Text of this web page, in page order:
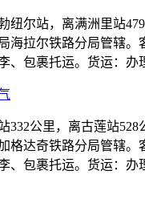
纽尔站，离满洲里站
海拉尔铁路分局管辖。
、包裹托运。货运：办
332公里，离古莲站528
格达奇铁路分局管辖。
、包裹托运。货运：办